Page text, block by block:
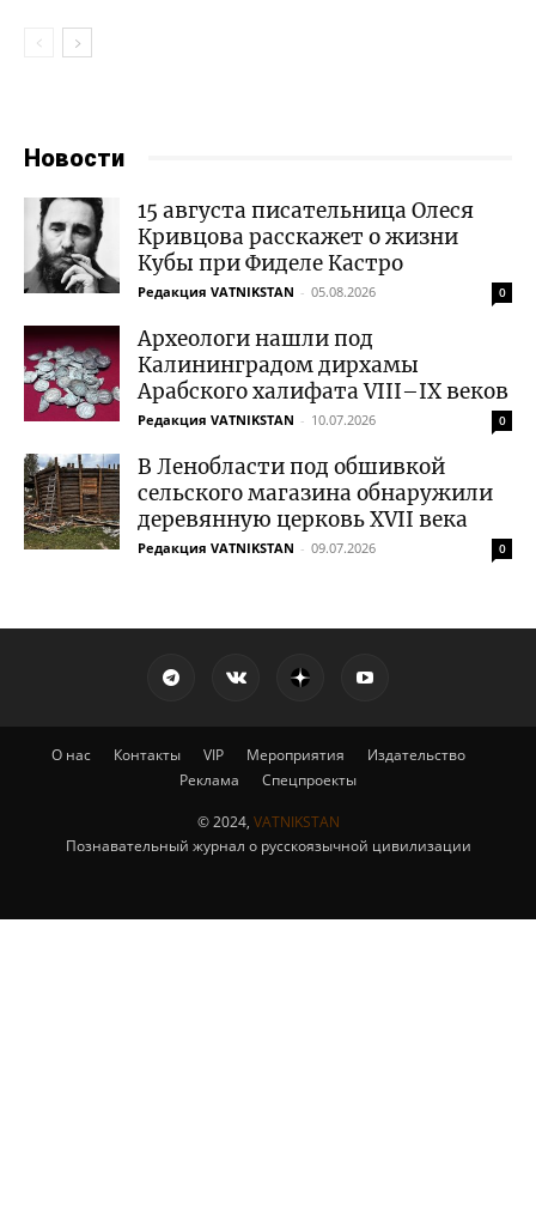
Новости
15 августа писательница Олеся
Кривцова расскажет о жизни
Кубы при Фиделе Кастро
Редакция VATNIKSTAN - 05.08.2026 0
Археологи нашли под
Калининградом дирхамы
Арабского халифата VIII–IX веков
Редакция VATNIKSTAN - 10.07.2026 0
В Ленобласти под обшивкой
сельского магазина обнаружили
деревянную церковь XVII века
Редакция VATNIKSTAN - 09.07.2026 0
О нас Контакты VIP Мероприятия
Издательство
Реклама
Спецпроекты
© 2024, VATNIKSTAN
Познавательный журнал о русскоязычной цивилизации